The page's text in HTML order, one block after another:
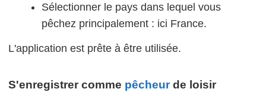
Sélectionner le pays dans lequel vous
pêchez principalement : ici France.
L'application est prête à être utilisée.
S'enregistrer comme pêcheurde loisir